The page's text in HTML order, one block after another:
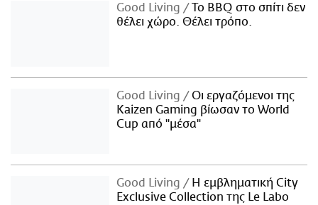
Good Living
Το BBQ στο σπίτι δεν
θέλει χώρο. Θέλει τρόπο.
Good Living
Οι εργαζόμενοι της
Kaizen Gaming βίωσαν το World
Cup από "μέσα"
Good Living
Η εμβληματική City
Exclusive Collection της Le Labo